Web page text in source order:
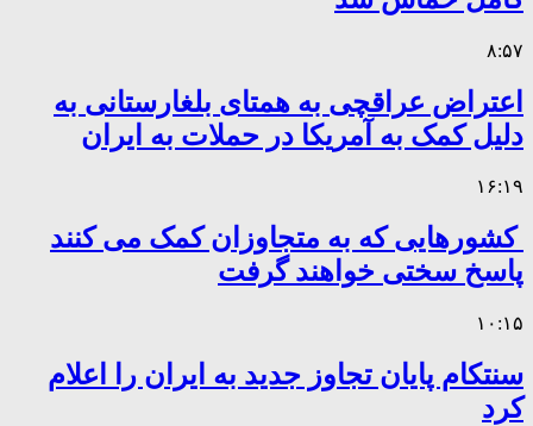
۸:۵۷
اعتراض عراقچی به همتای بلغارستانی به
دلیل کمک به آمریکا در حملات به ایران
۱۶:۱۹
کشورهایی که به متجاوزان کمک می کنند
پاسخ سختی خواهند گرفت
۱۰:۱۵
سنتکام پایان تجاوز جدید به ایران را اعلام
کرد